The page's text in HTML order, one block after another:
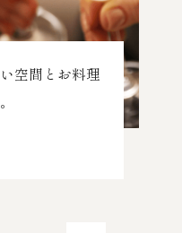
空間とお料理